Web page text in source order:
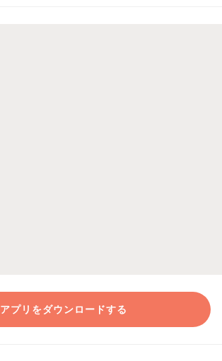
アプリをダウンロードする